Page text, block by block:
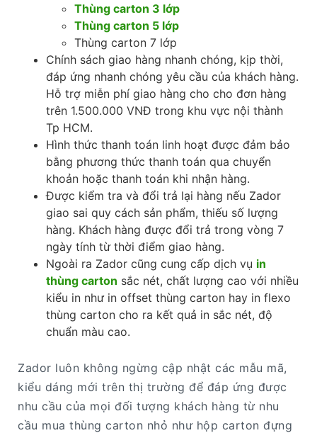
Thùng carton 3 lớp
Thùng carton 5 lớp
Thùng carton 7 lớp
Chính sách giao hàng nhanh chóng, kịp thời,
đáp ứng nhanh chóng yêu cầu của khách hàng.
Hỗ trợ miễn phí giao hàng cho cho đơn hàng
trên 1.500.000 VNĐ trong khu vực nội thành
Tp HCM.
Hình thức thanh toán linh hoạt được đảm bảo
bằng phương thức thanh toán qua chuyển
khoản hoặc thanh toán khi nhận hàng.
Được kiểm tra và đổi trả lại hàng nếu Zador
giao sai quy cách sản phẩm, thiếu số lượng
hàng. Khách hàng được đổi trả trong vòng 7
ngày tính từ thời điểm giao hàng.
Ngoài ra Zador cũng cung cấp dịch vụ in
thùng carton sắc nét, chất lượng cao với nhiều
kiểu in như in offset thùng carton hay in flexo
thùng carton cho ra kết quả in sắc nét, độ
chuẩn màu cao.
Zador luôn không ngừng cập nhật các mẫu mã,
kiểu dáng mới trên thị trường để đáp ứng được
nhu cầu của mọi đối tượng khách hàng từ nhu
cầu mua thùng carton nhỏ như hộp carton đựng